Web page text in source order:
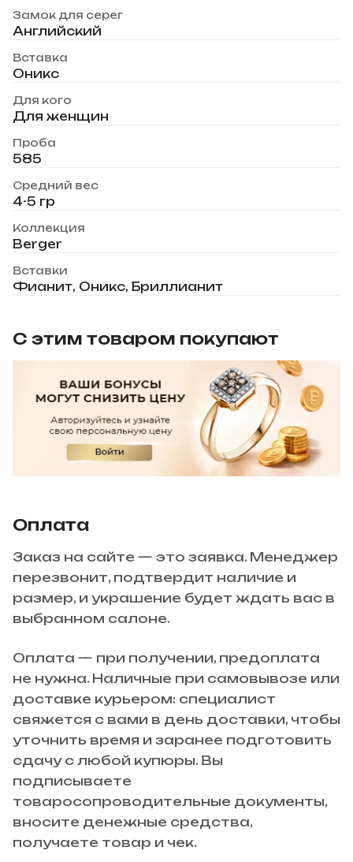
Замок для серег
Английский
Вставка
Оникс
Для кого
Для женщин
Проба
585
Средний вес
4-5 гр
Коллекция
Berger
Вставки
Фианит, Оникс, Бриллианит
С этим товаром покупают
Оплата
Заказ на сайте — это заявка. Менеджер
перезвонит, подтвердит наличие и
размер, и украшение будет ждать вас в
выбранном салоне.
Оплата — при получении, предоплата
не нужна. Наличные при самовывозе или
доставке курьером: специалист
свяжется с вами в день доставки, чтобы
уточнить время и заранее подготовить
сдачу с любой купюры. Вы
подписываете
товаросопроводительные документы,
вносите денежные средства,
получаете товар и чек.